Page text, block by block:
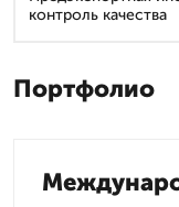
контроль качества
Портфолио